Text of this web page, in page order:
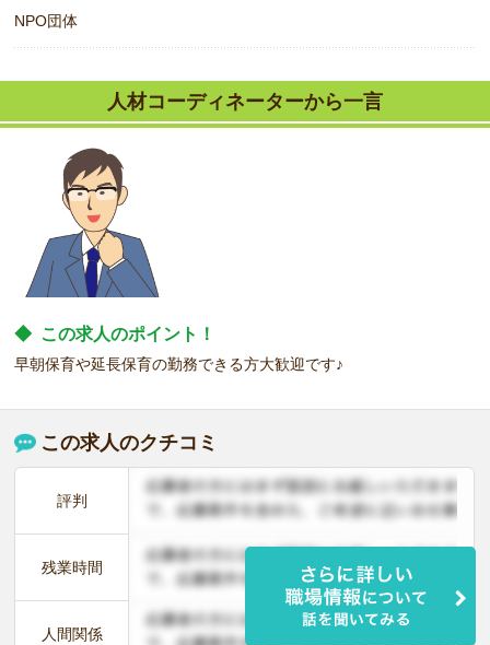
NPO団体
人材コーディネーターから一言
◆ この求人のポイント！
早朝保育や延長保育の勤務できる方大歓迎です♪
この求人のクチコミ
評判
残業時間
人間関係